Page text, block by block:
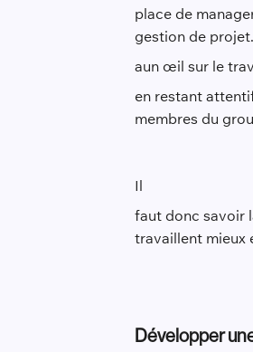
place de
gestion de
aun œil sur le
en restant
membres du
Il
faut donc savoir
travaillent mieux
Développer